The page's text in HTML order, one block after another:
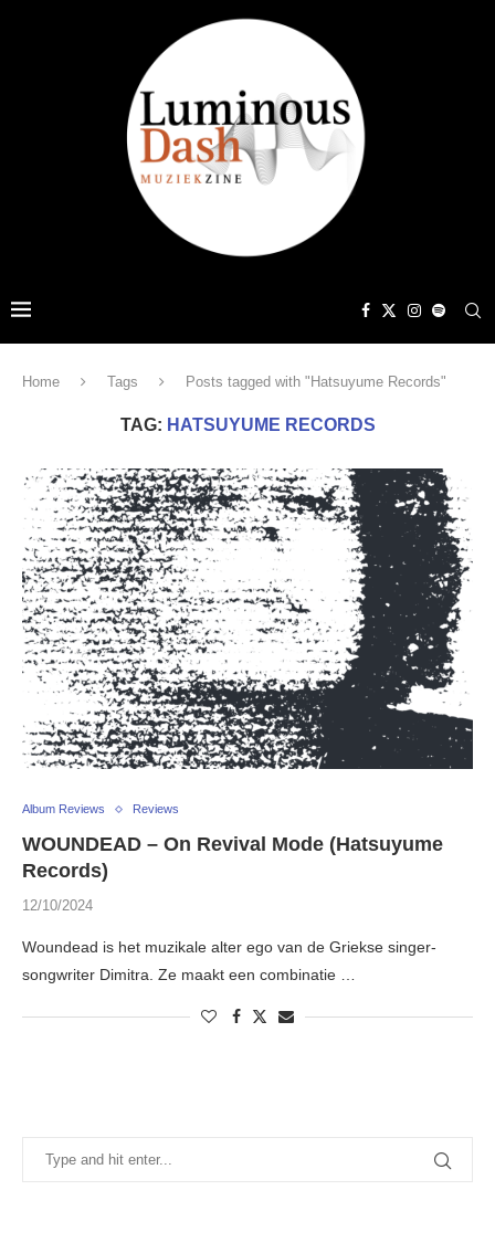
Home Tags Posts tagged with "Hatsuyume Records"
TAG: HATSUYUME RECORDS
Album Reviews Reviews
WOUNDEAD – On Revival Mode (Hatsuyume
Records)
12/10/2024
Woundead is het muzikale alter ego van de Griekse singer-
songwriter Dimitra. Ze maakt een combinatie …